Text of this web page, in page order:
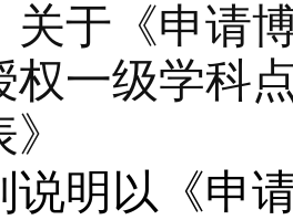
关于《申请
权一级学科
说明以《申